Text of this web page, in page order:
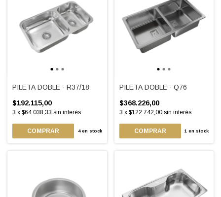
PILETA DOBLE - R37/18
$192.115,00
3 x $64.038,33 sin interés
4en stock
PILETA DOBLE - Q76
$368.226,00
3 x $122.742,00 sin interés
1 en stock